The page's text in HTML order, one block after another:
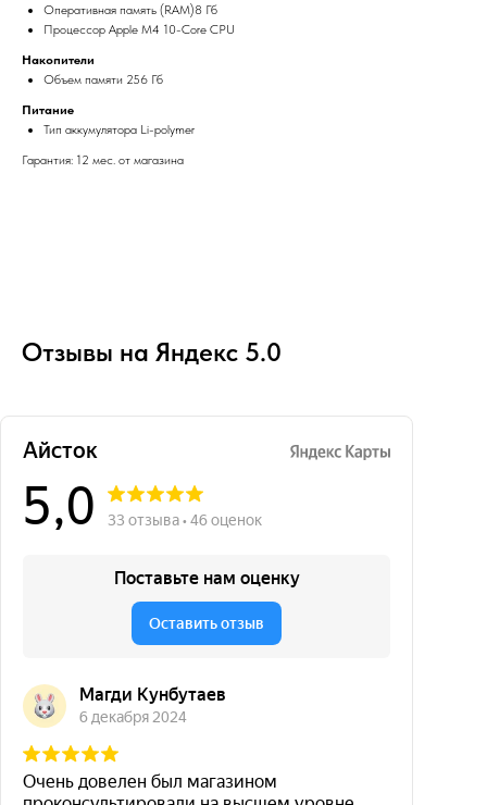
Оперативная память (RAM)8 Гб
Процессор Apple M4 10-Core CPU
Накопители
Объем памяти 256 Гб
Питание
Тип аккумулятора Li-polymer
Гарантия: 12 мес. от магазина
Отзывы на Яндекс 5.0